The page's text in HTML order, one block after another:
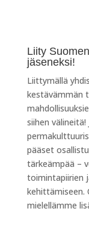
Liity
jäseneksi!
Liittymällä
kestävämmän
siihen
pääset
tärkeämpää –
toimintapiirien
kehittämiseen.
mielellämme